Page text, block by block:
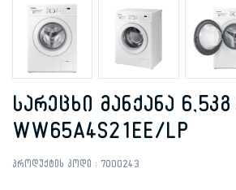
სარეცხი მანქანა
WW65A4S21EE/LP
პროდუქტის კოდი : 7000243